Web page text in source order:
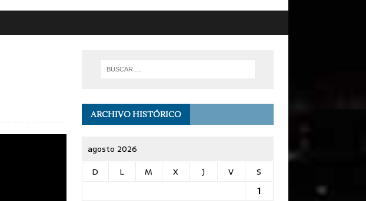
ARCHIVO HISTÓRICO
agosto 2026
D
L M X J V
S
1